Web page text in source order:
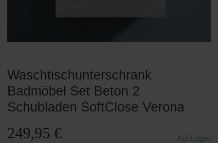
Waschtischunterschrank
Badmöbel Set Beton 2
Schubladen SoftClose Verona
249,95 € Auf Lager